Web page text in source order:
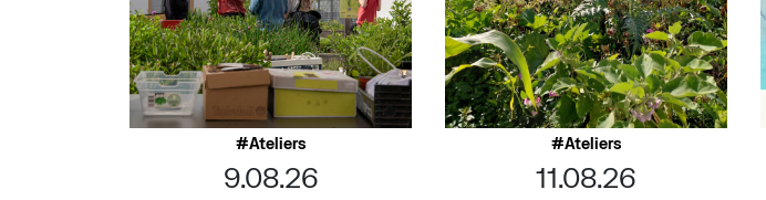
Ateliers
9.08.26
Ateliers
11.08.26